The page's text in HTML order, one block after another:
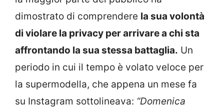
dimostrato di comprendere la sua volontà
di violare la privacy per arrivare a chi sta
affrontando la sua stessa battaglia. Un
periodo in cui il tempo è volato veloce per
la supermodella, che appena un mese fa
su Instagram sottolineava: “Domenica